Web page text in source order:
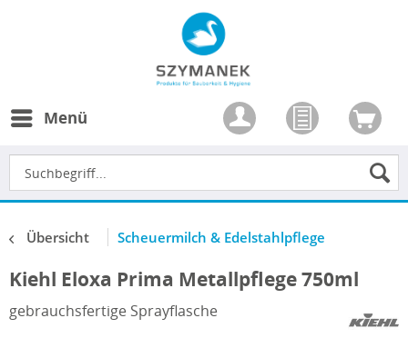
Menü
Übersicht Scheuermilch & Edelstahlpflege
Kiehl Eloxa Prima Metallpflege 750ml
gebrauchsfertige Sprayflasche